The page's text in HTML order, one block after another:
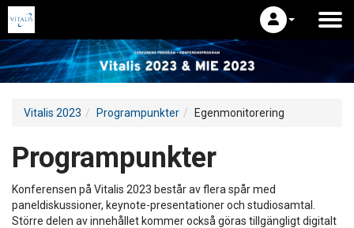
Vitalis 2023 Programpunkter Egenmonitorering
Programpunkter
Konferensen på Vitalis 2023 består av flera spår med
paneldiskussioner, keynote-presentationer och studiosamtal.
Större delen av innehållet kommer också göras tillgängligt digitalt